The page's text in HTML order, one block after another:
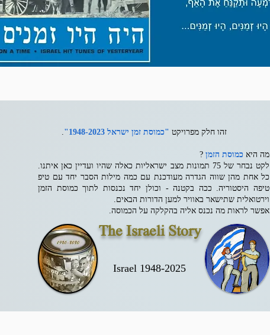
זהו חלק מפרויקט "כמוסת זמן ישראל 1948-2023" .
מה היא כמוסת הזמן ?
לקט נבחר של 75 תמונות מצב ישראליות כאלה שהיו ועדיין כאן איתנו.
כל אחת מהן שווה הגדרה מעודכנת עם כמה מילות הסבר יחד עם טיפ
טיפה היסטוריה. ככה בקטנה - וכולן יחד נכנסות לתוך כמוסת הזמן
וירטואלית שתישאר באוויר למען הדורות הבאים.
אפשר לראות מה נכנס אליה בהקלקה על הכמוסה.
The Israeli Story
Israel 1948-2025